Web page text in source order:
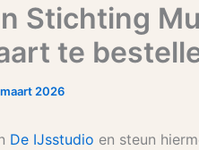
Stichting
te
2026
De IJsstudio en steun